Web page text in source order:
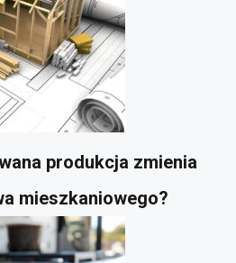
produkcja zmienia
mieszkaniowego?